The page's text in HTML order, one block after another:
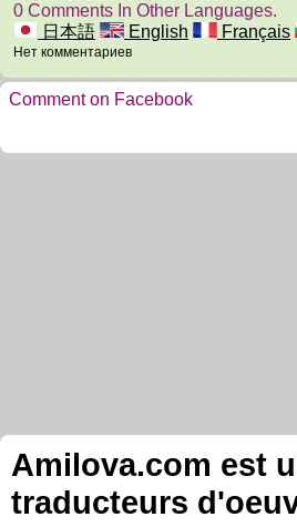
0 Comments In Other Languages.
日本語
English Français
Нет комментариев
Comment on Facebook
Amilova.com est
traducteurs